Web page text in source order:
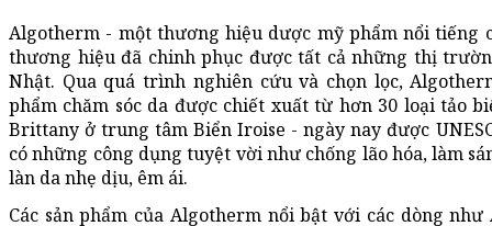
Algotherm - một thương hiệu dược mỹ phẩm nổi tiếng
thương hiệu đã chinh phục được tất cả những thị
Nhật. Qua quá trình nghiên cứu và chọn lọc,
phẩm chăm sóc da được chiết xuất từ hơn 30 loại tảo
Brittany ở trung tâm Biển Iroise - ngày nay được
có những công dụng tuyệt vời như chống lão hóa, làm
làn da nhẹ dịu, êm ái.
Các sản phẩm của Algotherm nổi bật với các dòng